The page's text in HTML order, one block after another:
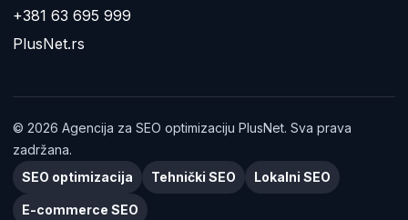
+381 63 695 999
PlusNet.rs
© 2026 Agencija za SEO optimizaciju PlusNet. Sva prava
zadržana.
SEO optimizacija
Tehnički SEO Lokalni SEO
E-commerce SEO